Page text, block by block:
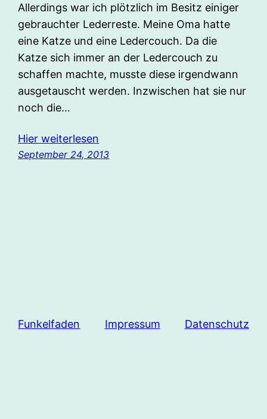
Allerdings war ich plötzlich im Besitz einiger
gebrauchter Lederreste. Meine Oma hatte
eine Katze und eine Ledercouch. Da die
Katze sich immer an der Ledercouch zu
schaffen machte, musste diese irgendwann
ausgetauscht werden. Inzwischen hat sie nur
noch die…
Hier weiterlesen
September 24, 2013
Funkelfaden Impressum Datenschutz